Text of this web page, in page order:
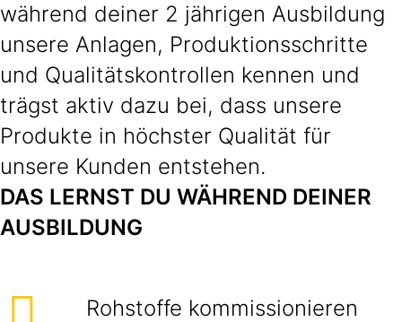
während deiner 2 jährigen Ausbildung
unsere Anlagen, Produktionsschritte
und Qualitätskontrollen kennen und
trägst aktiv dazu bei, dass unsere
Produkte in höchster Qualität für
unsere Kunden entstehen.
DAS LERNST DU WÄHREND DEINER
AUSBILDUNG
Rohstoffe kommissionieren